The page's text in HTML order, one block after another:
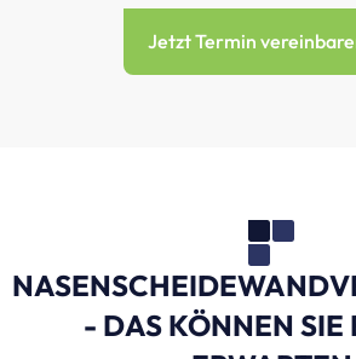
Jetzt Termin
- DAS KÖNNEN SIE